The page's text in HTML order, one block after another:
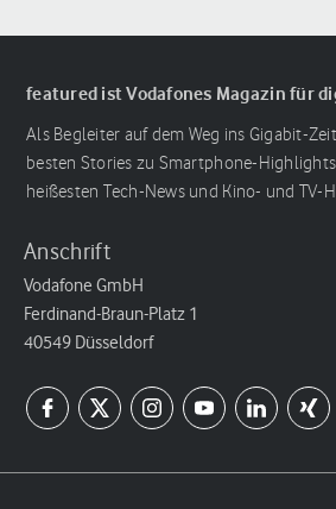
featured ist Vodafones Magazin für
Als Begleiter auf dem Weg ins Gigabit-
besten Stories zu Smartphone-
heißesten Tech-News und Kino- und TV-
Anschrift
Vodafone GmbH
Ferdinand-Braun-Platz 1
40549 Düsseldorf